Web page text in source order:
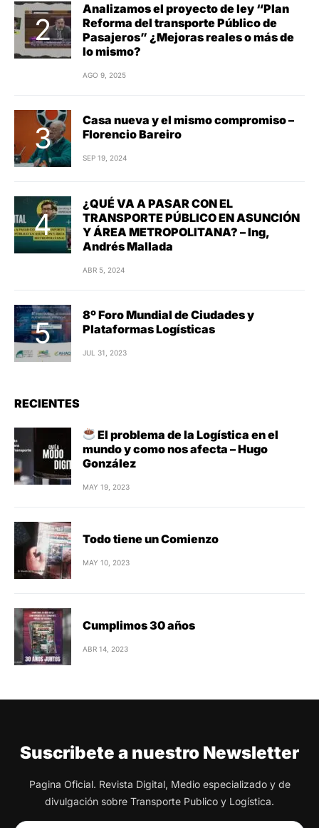
Analizamos el proyecto de ley “Plan
Reforma del transporte Público de
Pasajeros” ¿Mejoras reales o más de
lo mismo?
AGO 9, 2025
Casa nueva y el mismo compromiso –
Florencio Bareiro
SEP 19, 2024
¿QUÉ VA A PASAR CON EL
TRANSPORTE PÚBLICO EN ASUNCIÓN
Y ÁREA METROPOLITANA? – Ing,
Andrés Mallada
ABR 5, 2024
8º Foro Mundial de Ciudades y
Plataformas Logísticas
JUL 31, 2023
RECIENTES
El problema de la Logística en el
mundo y como nos afecta – Hugo
González
MAY 19, 2023
Todo tiene un Comienzo
MAY 10, 2023
Cumplimos 30 años
ABR 14, 2023
Suscribete a nuestro Newsletter
Pagina Oficial. Revista Digital, Medio especializado y de
divulgación sobre Transporte Publico y Logística.